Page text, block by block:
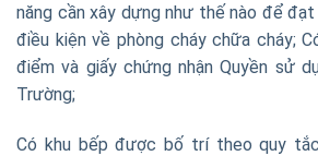
năng cần xây dựng như thế nào để
điều kiện về phòng cháy chữa cháy;
điểm và giấy chứng nhận Quyền sử
Trường;
Có khu bếp được bố trí theo quy